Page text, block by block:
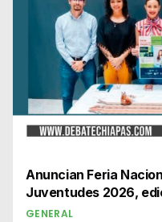
Anuncian Feria
Juventudes 2026,
GENERAL